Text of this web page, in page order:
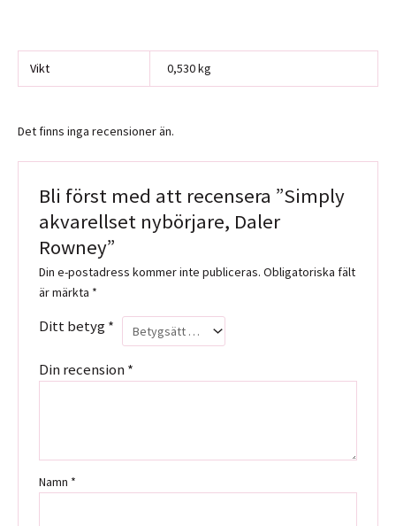
Vikt 0,530 kg
Det finns inga recensioner än.
Bli först med att recensera ”Simply
akvarellset nybörjare, Daler
Rowney”
Din e-postadress kommer inte publiceras. Obligatoriska fält
är märkta *
Ditt betyg*
Din recension*
Namn *